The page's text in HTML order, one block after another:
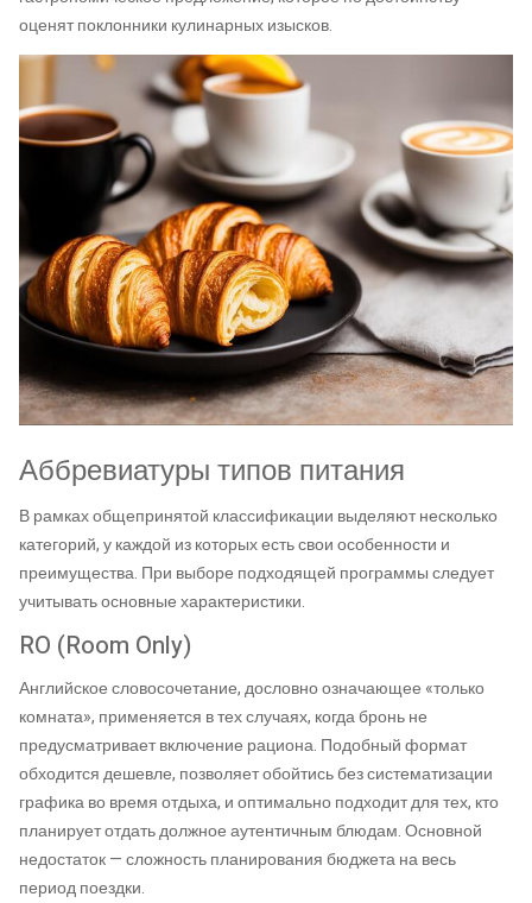
оценят поклонники кулинарных изысков.
Аббревиатуры типов питания
В рамках общепринятой классификации выделяют несколько
категорий, у каждой из которых есть свои особенности и
преимущества. При выборе подходящей программы следует
учитывать основные характеристики.
RO (Room Only)
Английское словосочетание, дословно означающее «только
комната», применяется в тех случаях, когда бронь не
предусматривает включение рациона. Подобный формат
обходится дешевле, позволяет обойтись без систематизации
графика во время отдыха, и оптимально подходит для тех, кто
планирует отдать должное аутентичным блюдам. Основной
недостаток — сложность планирования бюджета на весь
период поездки.